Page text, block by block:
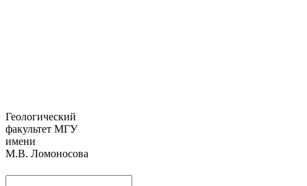
Геологический
факультет МГУ
имени
М.В. Ломоносова